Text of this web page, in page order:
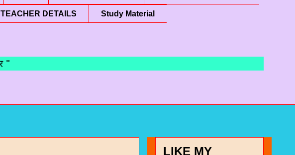
TEACHER DETAILS Study Material
LIKE MY